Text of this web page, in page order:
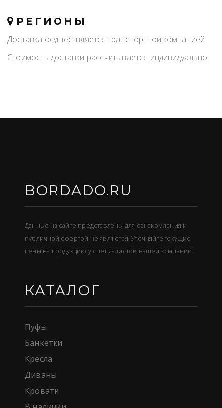
РЕГИОНЫ
Доставка осуществляется транспортной компанией.
Стоимость доставки рассчитывается индивидуально.
BORDADO.RU
Данные на сайте представлены для ознакомления и
публичной офертой не являются. Уточняйте текущие
цены на продукцию у специалистов нашей компании.
КАТАЛОГ
Пуфы
Банкетки
Кресла
Диваны
Кровати